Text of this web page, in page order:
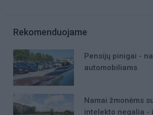
Rekomenduojame
Pensijų pinigai -
automobiliams
Namai žmonėms
intelekto negalia -